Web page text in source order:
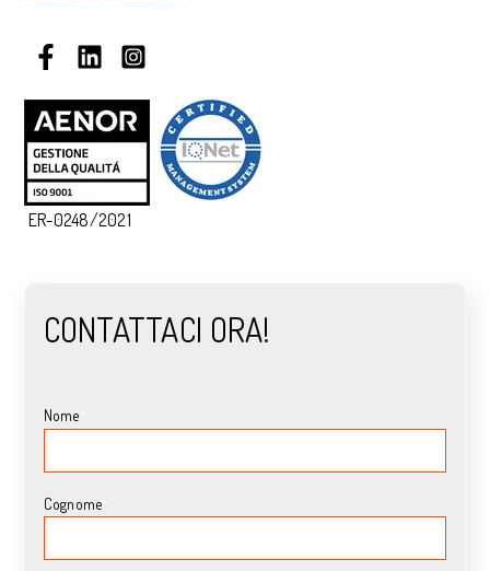
ER-0248/2021
CONTATTACI ORA!
Nome
Cognome